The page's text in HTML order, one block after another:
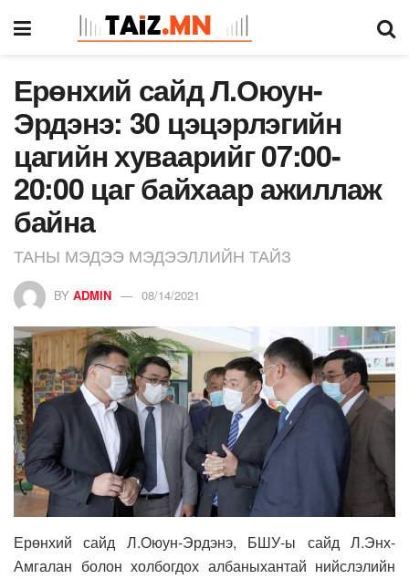
Ерөнхий сайд Л.Оюун-
Эрдэнэ: 30 цэцэрлэгийн
цагийн хуваарийг 07:00-
20:00 цаг байхаар ажиллаж
байна
ТАНЫ МЭДЭЭ МЭДЭЭЛЛИЙН ТАЙЗ
BY ADMIN 08/14/2021
Ерөнхий сайд Л.Оюун-Эрдэнэ, БШУ-ы сайд Л.Энх-
Амгалан болон холбогдох албаныхантай нийслэлийн